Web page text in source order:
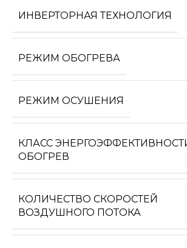
ИНВЕРТОРНАЯ ТЕХНОЛОГИЯ
РЕЖИМ ОБОГРЕВА
РЕЖИМ ОСУШЕНИЯ
КЛАСС
ОБОГРЕВ
КОЛИЧЕСТВО СКОРОСТЕЙ
ВОЗДУШНОГО ПОТОКА